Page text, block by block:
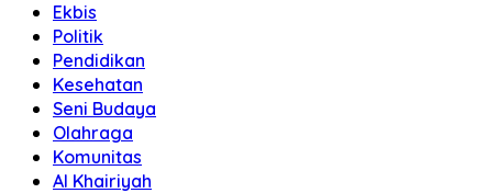
Ekbis
Politik
Pendidikan
Kesehatan
Seni Budaya
Olahraga
Komunitas
Al Khairiyah